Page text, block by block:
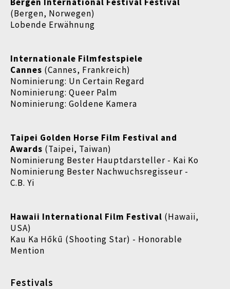
(Bergen, Norwegen)
Lobende Erwähnung
Internationale Filmfestspiele
Cannes (Cannes, Frankreich)
Nominierung: Un Certain Regard
Nominierung: Queer Palm
Nominierung: Goldene Kamera
Taipei Golden Horse Film Festival and
Awards (Taipei, Taiwan)
Nominierung Bester Hauptdarsteller - Kai Ko
Nominierung Bester Nachwuchsregisseur -
C.B. Yi
Hawaii International Film Festival (Hawaii,
USA)
Kau Ka Hōkū (Shooting Star) - Honorable
Mention
Festivals